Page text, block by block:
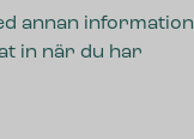
annan information
in när du har